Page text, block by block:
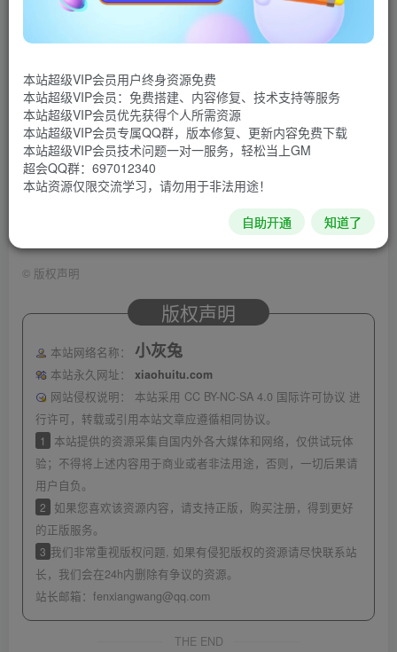
© 版权声明
版权声明
本站网络名称： 小灰兔
本站永久网址：
xiaohuitu.com
网站侵权说明：
本站采用 CC BY-NC-SA 4.0 国际许可协议 进
行许可，转载或引用本站文章应遵循相同协议。
1
本站提供的资源采集自国内外各大媒体和网络，仅供试玩体
验；不得将上述内容用于商业或者非法用途，否则，一切后果请
用户自负。
2
如果您喜欢该资源内容，请支持正版，购买注册，得到更好
的正版服务。
3 我们非常重视版权问题, 如果有侵犯版权的资源请尽快联系站
长，我们会在24h内删除有争议的资源。
站长邮箱： fenxiangwang@qq.com
THE END
本站超级VIP会员用户终身资源免费
本站超级VIP会员：免费搭建、内容修复、技术支持等服务
本站超级VIP会员优先获得个人所需资源
本站超级VIP会员专属QQ群，版本修复、更新内容免费下载
本站超级VIP会员技术问题一对一服务，轻松当上GM
超会QQ群：697012340
本站资源仅限交流学习，请勿用于非法用途！
自助开通 知道了